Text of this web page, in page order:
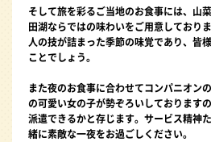
そして旅を彩るご当地のお食事には、山
田湖ならではの味わいをご用意しており
人の技が詰まった季節の味覚であり、皆
ことでしょう。
また夜のお食事に合わせてコンパニオン
の可愛い女の子が勢ぞろいしております
派遣できるかと存じます。サービス精神
緒に素敵な一夜をお過ごしください。